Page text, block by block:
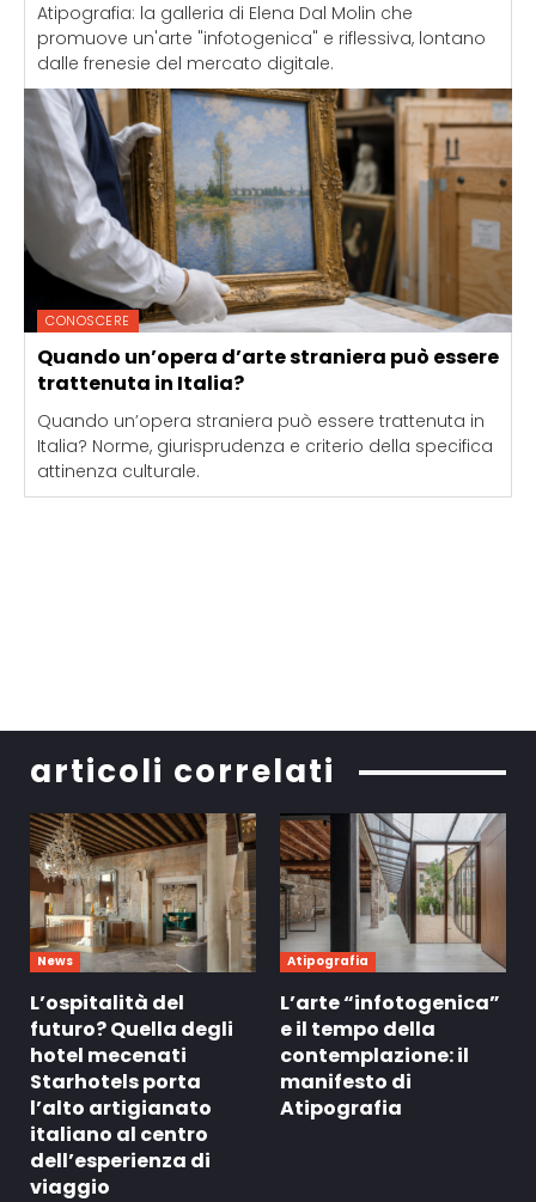
Atipografia: la galleria di Elena Dal Molin che
promuove un'arte "infotogenica" e riflessiva, lontano
dalle frenesie del mercato digitale.
CONOSCERE
Quando un’opera d’arte straniera può essere
trattenuta in Italia?
Quando un’opera straniera può essere trattenuta in
Italia? Norme, giurisprudenza e criterio della specifica
attinenza culturale.
articoli correlati
News
L’ospitalità del
futuro? Quella degli
hotel mecenati
Starhotels porta
l’alto artigianato
italiano al centro
dell’esperienza di
viaggio
Atipografia
L’arte “infotogenica”
e il tempo della
contemplazione: il
manifesto di
Atipografia